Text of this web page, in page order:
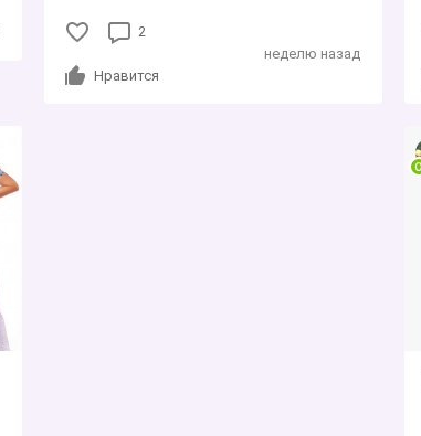
2
Нравится
неделю назад